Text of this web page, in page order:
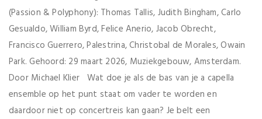
(Passion & Polyphony): Thomas Tallis, Judith Bingham, Carlo
Gesualdo, William Byrd, Felice Anerio, Jacob Obrecht,
Francisco Guerrero, Palestrina, Christobal de Morales, Owain
Park. Gehoord: 29 maart 2026, Muziekgebouw, Amsterdam.
Door Michael Klier Wat doe je als de bas van je a capella
ensemble op het punt staat om vader te worden en
daardoor niet op concertreis kan gaan? Je belt een